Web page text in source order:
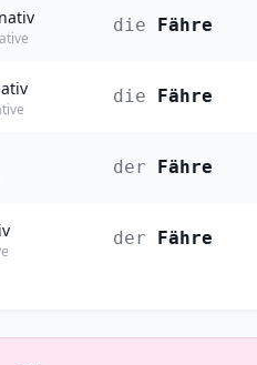
die Fähre
die Fähre
der Fähre
der Fähre